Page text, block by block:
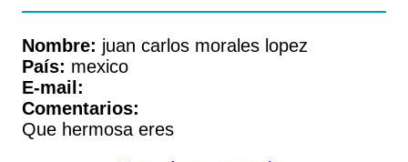
Nombre: juan carlos morales lopez
País: mexico
E-mail:
Comentarios:
Que hermosa eres